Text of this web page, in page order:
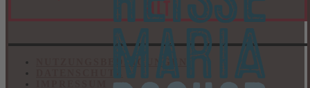
alt
NUTZUNGSBEDINGUNGEN
DATENSCHUTZ